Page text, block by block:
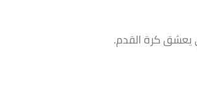
يعشق كرة القدم.